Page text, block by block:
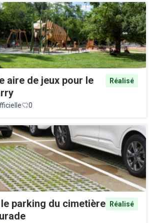
aire de jeux pour le
Réalisé
0
parking du cimetière
Réalisé